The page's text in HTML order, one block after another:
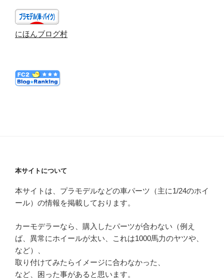
にほんブログ村
本サイトについて
本サイトは、プラモデルなどの車パーツ（主に1/24のホイ
ール）の情報を掲載しております。
カーモデラーなら、購入したパーツが合わない（例え
ば、異常にホイールが太い、これは1000馬力のヤツや、
など）、
取り付けてみたらイメージに合わなかった、
など、困った事があると思います。